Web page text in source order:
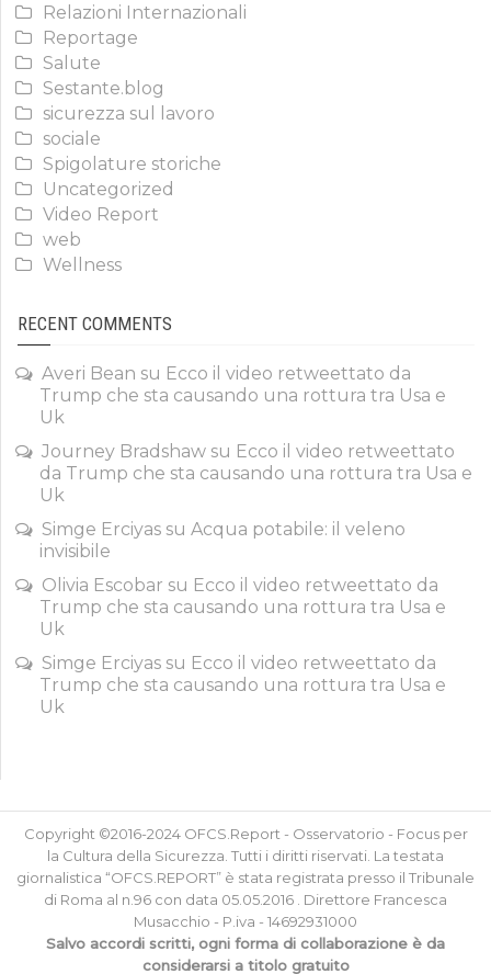
Relazioni Internazionali
Reportage
Salute
Sestante.blog
sicurezza sul lavoro
sociale
Spigolature storiche
Uncategorized
Video Report
web
Wellness
RECENT COMMENTS
Averi Bean su Ecco il video retweettato da
Trump che sta causando una rottura tra Usa e
Uk
Journey Bradshaw su Ecco il video retweettato
da Trump che sta causando una rottura tra Usa e
Uk
Simge Erciyas su Acqua potabile: il veleno
invisibile
Olivia Escobar su Ecco il video retweettato da
Trump che sta causando una rottura tra Usa e
Uk
Simge Erciyas su Ecco il video retweettato da
Trump che sta causando una rottura tra Usa e
Uk
Copyright ©2016-2024 OFCS.Report - Osservatorio - Focus per
la Cultura della Sicurezza. Tutti i diritti riservati. La testata
giornalistica “OFCS.REPORT” è stata registrata presso il Tribunale
di Roma al n.96 con data 05.05.2016 . Direttore Francesca
Musacchio - P.iva - 14692931000
Salvo accordi scritti, ogni forma di collaborazione è da
considerarsi a titolo gratuito